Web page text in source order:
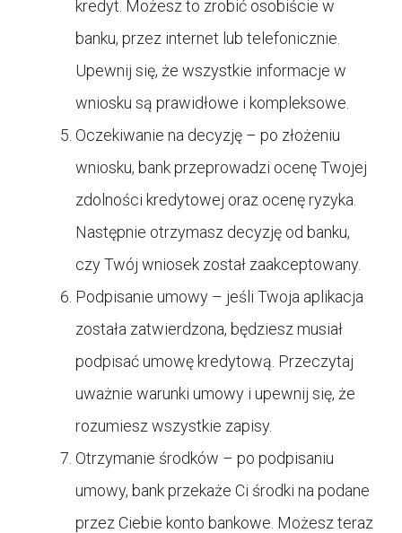
kredyt. Możesz to zrobić osobiście w
banku, przez internet lub telefonicznie.
Upewnij się, że wszystkie informacje w
wniosku są prawidłowe i kompleksowe.
Oczekiwanie na decyzję – po złożeniu
wniosku, bank przeprowadzi ocenę Twojej
zdolności kredytowej oraz ocenę ryzyka.
Następnie otrzymasz decyzję od banku,
czy Twój wniosek został zaakceptowany.
Podpisanie umowy – jeśli Twoja aplikacja
została zatwierdzona, będziesz musiał
podpisać umowę kredytową. Przeczytaj
uważnie warunki umowy i upewnij się, że
rozumiesz wszystkie zapisy.
Otrzymanie środków – po podpisaniu
umowy, bank przekaże Ci środki na podane
przez Ciebie konto bankowe. Możesz teraz